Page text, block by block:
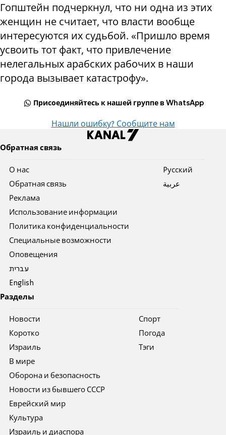
Гопштейн подчеркнул, что ни одна из этих
женщин не считает, что власти вообще
интересуются их судьбой. «Пришло время
усвоить тот факт, что привлечение
нелегальных арабских рабочих в наши
города вызывает катастрофу».
Присоединяйтесь к нашей группе в WhatsApp
Нашли ошибку? Сообщите нам
Обратная связь
О нас
Обратная связь
Реклама
Использование информации
Политика конфиденциальности
Специальные возможности
Оповещения
עברית
English
Pусский
عربية
Разделы
Новости
Коротко
Израиль
В мире
Оборона и безопасность
Новости из бывшего СССР
Еврейский мир
Культура
Израиль и диаспора
Спорт
Погода
Тэги